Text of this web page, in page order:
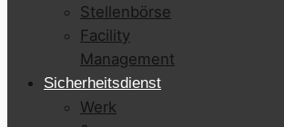
Stellenbörse
Facility
Management
Sicherheitsdienst
Werk